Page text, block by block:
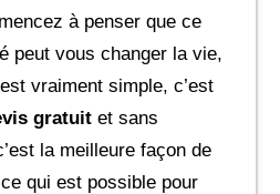
à penser que ce
peut vous changer la vie,
vraiment simple, c’est
gratuit et sans
la meilleure façon de
qui est possible pour